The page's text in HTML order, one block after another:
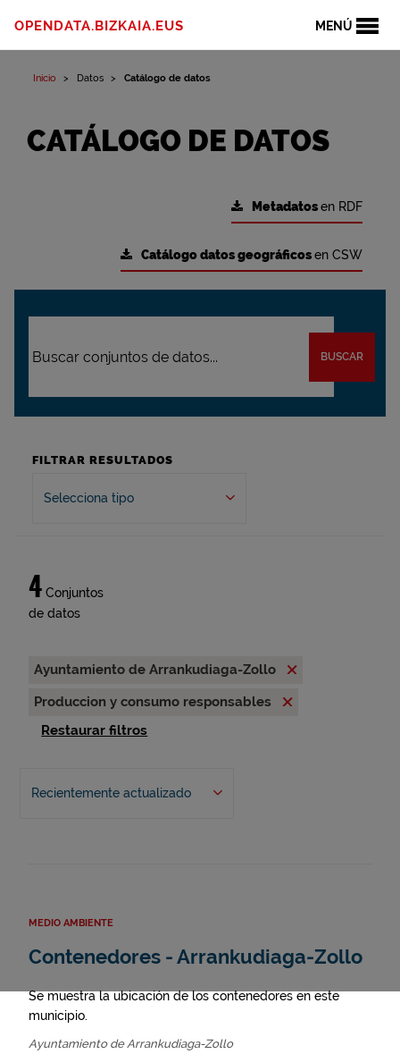
MENÚ
OPENDATA.BIZKAIA.EUS
Inicio Datos Catálogo de datos
CATÁLOGO DE DATOS
Metadatosen RDF
Catálogo datos geográficosen CSW
BUSCAR
FILTRAR RESULTADOS
Selecciona tipo
4 Conjuntos
de datos
Ayuntamiento de Arrankudiaga-Zollo
Produccion y consumo responsables
Restaurar filtros
Recientemente actualizado
MEDIO AMBIENTE
Contenedores - Arrankudiaga-Zollo
Se muestra la ubicación de los contenedores en este
municipio.
Ayuntamiento de Arrankudiaga-Zollo